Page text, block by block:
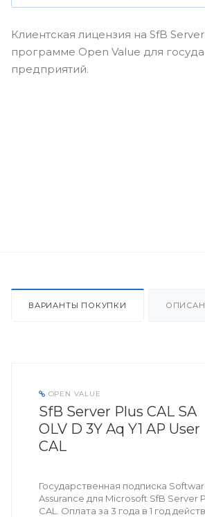
Клиентская лицензия на SfB
программе Open Value для
предприятий.
ВАРИАНТЫ ПОКУПКИ
OPEN VALUE
SfB Server Plus CAL SA
OLV D 3Y Aq Y1 AP User
CAL
Государственная подписка
Assurance для Microsoft SfB Server
CAL. Оплата за 3 года в 1 год